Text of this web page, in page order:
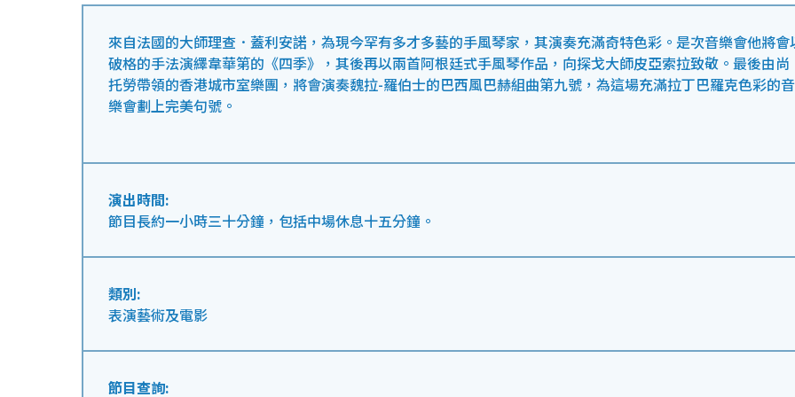
來自法國的大師理查．蓋利安諾，為現今罕有多才多藝的手風琴家，其演奏充滿奇特色彩。是次音樂會他將會
破格的手法演繹韋華第的《四季》，其後再以兩首阿根廷式手風琴作品，向探戈大師皮亞索拉致敬。最後由尚
托勞帶領的香港城市室樂團，將會演奏魏拉-羅伯士的巴西風巴赫組曲第九號，為這場充滿拉丁巴羅克色彩的音
樂會劃上完美句號。
演出時間:
節目長約一小時三十分鐘，包括中場休息十五分鐘。
類別:
表演藝術及電影
節目查詢: